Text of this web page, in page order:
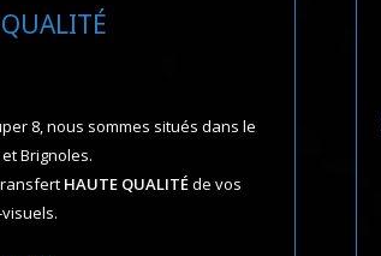
8, nous sommes situés dans le
Brignoles.
HAUTE QUALITÉde vos